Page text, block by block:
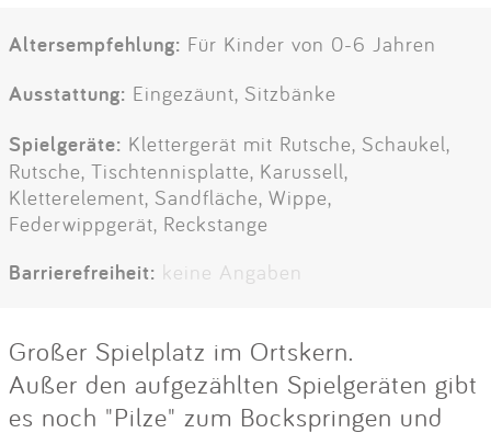
Altersempfehlung: Für Kinder von 0-6 Jahren
Ausstattung: Eingezäunt, Sitzbänke
Spielgeräte: Klettergerät mit Rutsche, Schaukel,
Rutsche, Tischtennisplatte, Karussell,
Kletterelement, Sandfläche, Wippe,
Federwippgerät, Reckstange
Barrierefreiheit: keine Angaben
Großer Spielplatz im Ortskern.
Außer den aufgezählten Spielgeräten gibt
es noch "Pilze" zum Bockspringen und